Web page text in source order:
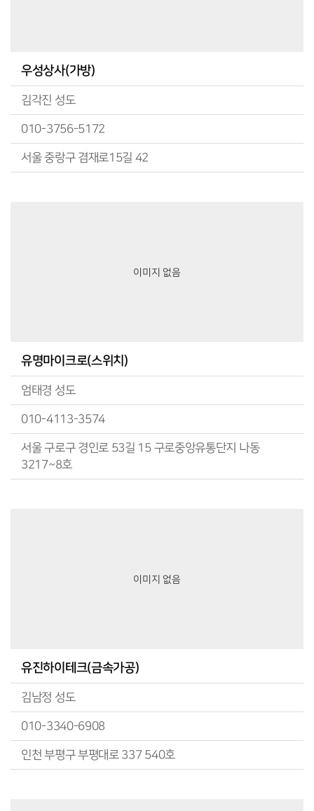
우성상사(가방)
김각진 성도
010-3756-5172
서울 중랑구 겸재로15길 42
이미지 없음
유명마이크로(스위치)
엄태경 성도
010-4113-3574
서울 구로구 경인로 53길 15 구로중앙유통단지 나동
3217~8호
이미지 없음
유진하이테크(금속가공)
김남정 성도
010-3340-6908
인천 부평구 부평대로 337 540호